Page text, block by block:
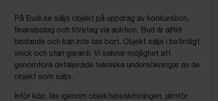
På Budi.se säljs objekt på uppdrag av konkursbon,
finansbolag och företag via auktion. Bud är alltid
bindande och kan inte tas bort. Objekt säljs i befintligt
skick och utan garanti. Vi saknar möjlighet att
genomföra detaljerade tekniska undersökningar av de
objekt som säljs.
Inför köp, läs igenom objektsbeskrivningen, jämför